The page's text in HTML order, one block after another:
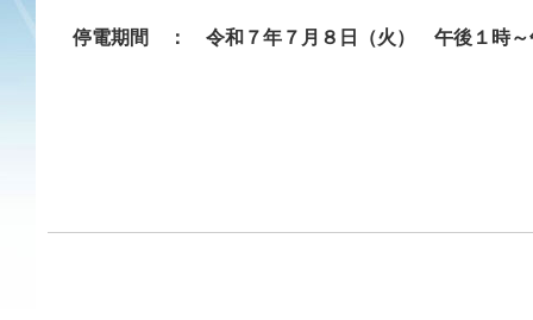
停電期間 ： 令和７年７月８日（火） 午後１時～